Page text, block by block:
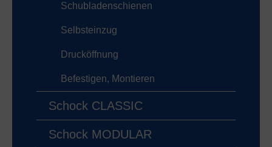
Schubladenschienen
Selbsteinzug
Drucköffnung
Befestigen, Montieren
Schock CLASSIC
Schock MODULAR